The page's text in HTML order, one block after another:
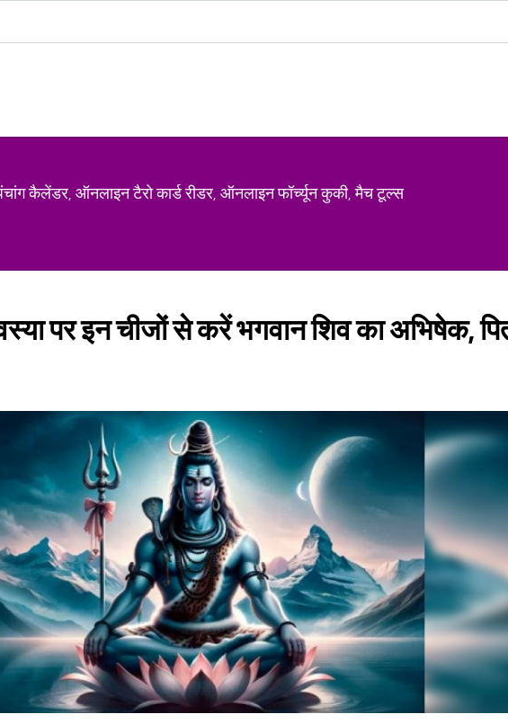
कैलेंडर, ऑनलाइन टैरो कार्ड रीडर, ऑनलाइन फॉर्च्यून कुकी, मैच टूल्स
पर इन चीजों से करें भगवान शिव का अभिषेक,